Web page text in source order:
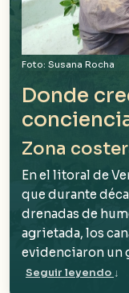
Foto: Susana Rocha
Donde
Zona
En el litoral de
que durante
drenadas de
agrietada, los
evidenciaron un
Seguir leyendo ↓